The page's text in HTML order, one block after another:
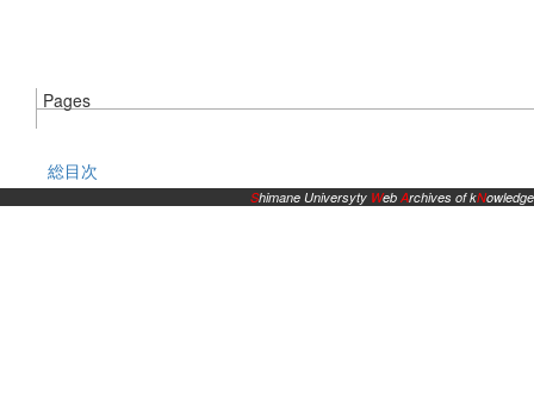
Pages
総目次
Shimane Universyty WebArchives of kNowledge